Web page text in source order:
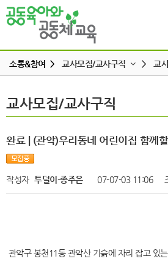
하위메뉴
하위메뉴
하위메뉴
소통&참여 > 교사모집/교사구직 >
공동육아 ing
터전 소식
교
교사모집/교사구직
완료 | (관악)우리동네 어린이집 함께
작성자 투덜이-종주은 07-07-03 11:06
관악구 봉천11동 관악산 기슭에 자리 잡고 있